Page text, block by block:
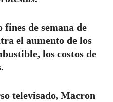
de semana de
el aumento de los
los costos de
televisado, Macron